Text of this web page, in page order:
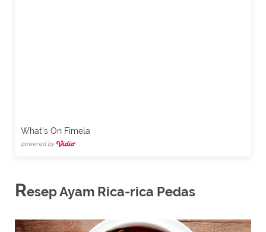
What's On Fimela
powered by
Resep Ayam Rica-rica Pedas